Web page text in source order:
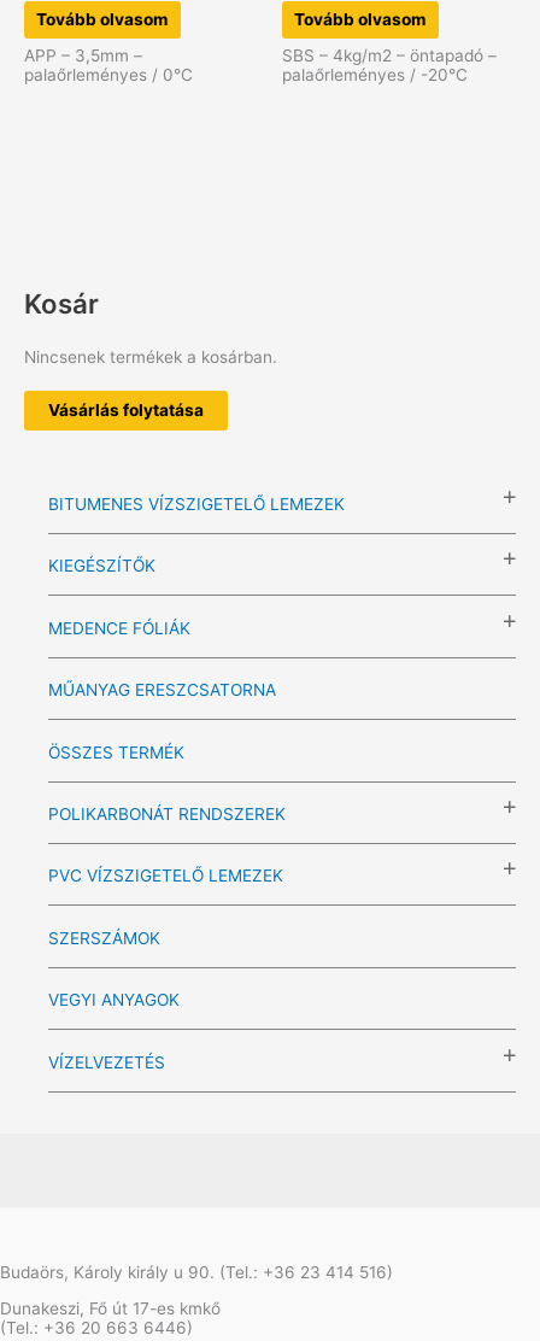
Kosár
Nincsenek termékek a kosárban.
Vásárlás folytatása
BITUMENES VÍZSZIGETELŐ LEMEZEK
KIEGÉSZÍTŐK
MEDENCE FÓLIÁK
MŰANYAG ERESZCSATORNA
ÖSSZES TERMÉK
POLIKARBONÁT RENDSZEREK
PVC VÍZSZIGETELŐ LEMEZEK
SZERSZÁMOK
VEGYI ANYAGOK
VÍZELVEZETÉS
Tovább olvasom
APP – 3,5mm –
palaőrleményes / 0°C
Tovább olvasom
SBS – 4kg/m2 – öntapadó –
palaőrleményes / -20°C
Budaörs, Károly király u 90. (Tel.: +36 23 414 516)
Dunakeszi, Fő út 17-es kmkő
(Tel.: +36 20 663 6446)